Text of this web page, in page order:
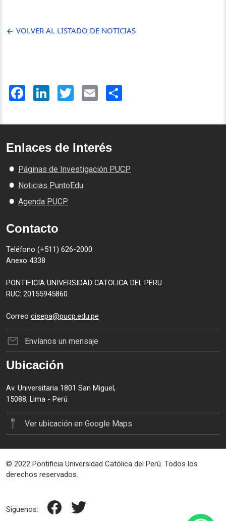
VOLVER AL LISTADO DE NOTICIAS
FacebookLinkedInTwitter Email
Enlaces de Interés
Páginas de Investigación PUCP
Noticias PuntoEdu
Agenda PUCP
Contacto
Teléfono (+511) 626-2000
Anexo 4338
PONTIFICIA UNIVERSIDAD CATOLICA DEL PERU
RUC: 20155945860
Correo cisepa@pucp.edu.pe
Envíanos un mensaje
Ubicación
Av. Universitaria 1801 San Miguel,
15088, Lima - Perú
Ver ubicación en Google Maps
© 2022 Pontificia Universidad Católica del Perú. Todos los
derechos reservados.
Síguenos: